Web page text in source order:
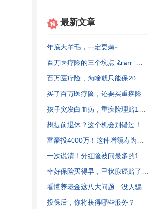
最新文章
年底大羊毛，一定要薅~
想提前退休？这个机会别错过！
投保后，你将获得哪些服务？